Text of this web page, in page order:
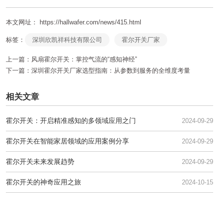
本文网址： https://hallwafer.com/news/415.html
标签： 深圳欣凯祥科技有限公司 霍尔开关厂家
上一篇： 风扇霍尔开关：掌控气流的“感知神经”
下一篇： 深圳霍尔开关厂家选型指南：从参数到服务的全维度考量
相关文章
2024-09-29
霍尔开关：开启精准感知的多领域应用之门
2024-09-29
霍尔开关在智能家居领域的应用案例分享
2024-09-29
霍尔开关未来发展趋势
2024-10-15
霍尔开关的神奇应用之旅